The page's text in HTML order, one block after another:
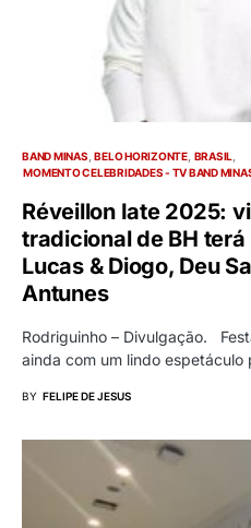
BAND MINAS BELO HORIZONTE BRASIL
MOMENTO CELEBRIDADES - TV BAND
Réveillon Iate 2025:
tradicional de BH
Lucas & Diogo, Deu
Antunes
Rodriguinho – Divulgação.
ainda com um lindo
BY FELIPE DE JESUS